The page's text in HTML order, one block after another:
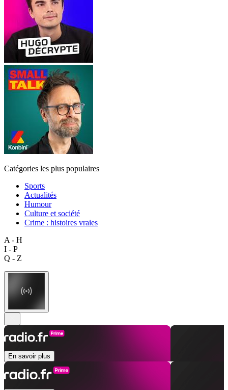
Catégories les plus populaires
Sports
Actualités
Humour
Culture et société
Crime : histoires vraies
A - H
I - P
Q - Z
En savoir plus